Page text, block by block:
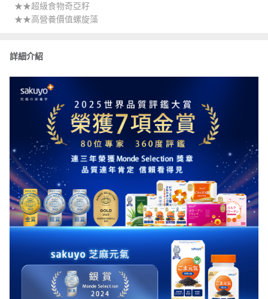
★★超級食物奇亞籽
★★高營養價值螺旋藻
詳細介紹